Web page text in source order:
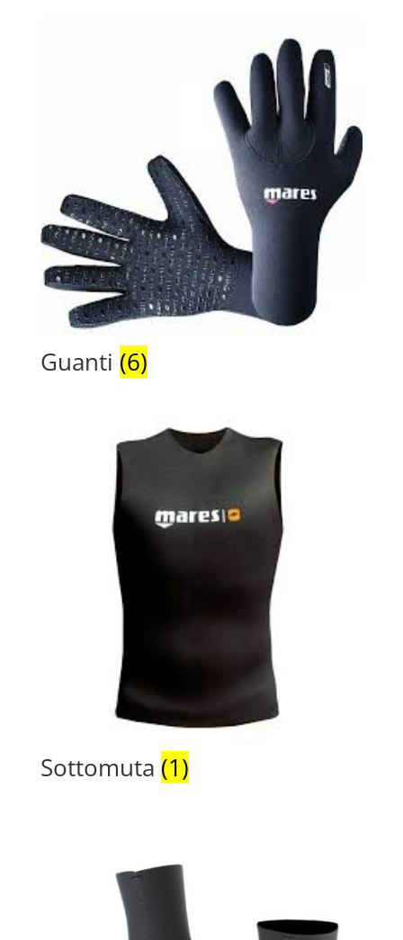
Guanti (6)
Sottomuta (1)